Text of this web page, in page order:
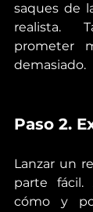
saques de
realista.
prometer
demasiado.
Paso 2.
Lanzar un
parte fácil.
cómo y